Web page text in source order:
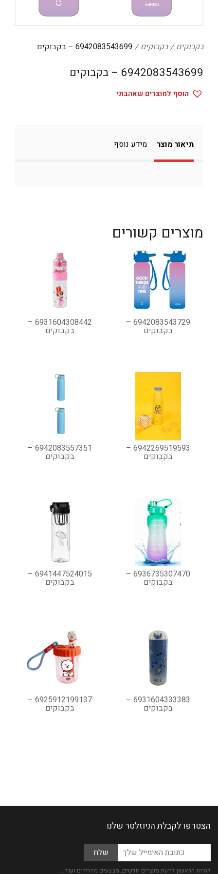
דיגיטל
הלבשה תחתונה
נסיעות
בקבוקים בקבוקים 6942083543699 – בקבוקים
6942083543699 – בקבוקים
הוסף למוצרים שאהבתי
תיאור מוצר מידע נוסף
מוצרים קשורים
6942083543729 –
בקבוקים
6931604308442 –
בקבוקים
6942269519593 –
בקבוקים
6942083557351 –
בקבוקים
6936735307470 –
בקבוקים
6941447524015 –
בקבוקים
6931604333383 –
בקבוקים
6925912199137 –
בקבוקים
הצטרפו לקבלת הניוזלטר שלנו
Please
this
האימייל
שלך
להיות הראשון לדעת מוצרים חדשים, מבצעים מיוחדים ועוד ...